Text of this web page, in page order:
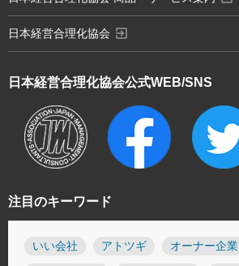
注目のキーワード
いい会社 アトツギ オーナー企業
日本経営合理化協会公式WEB/SNS
日本経営合理化協会 exit_to_app